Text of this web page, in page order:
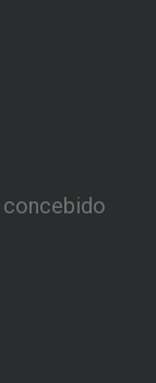
concebido